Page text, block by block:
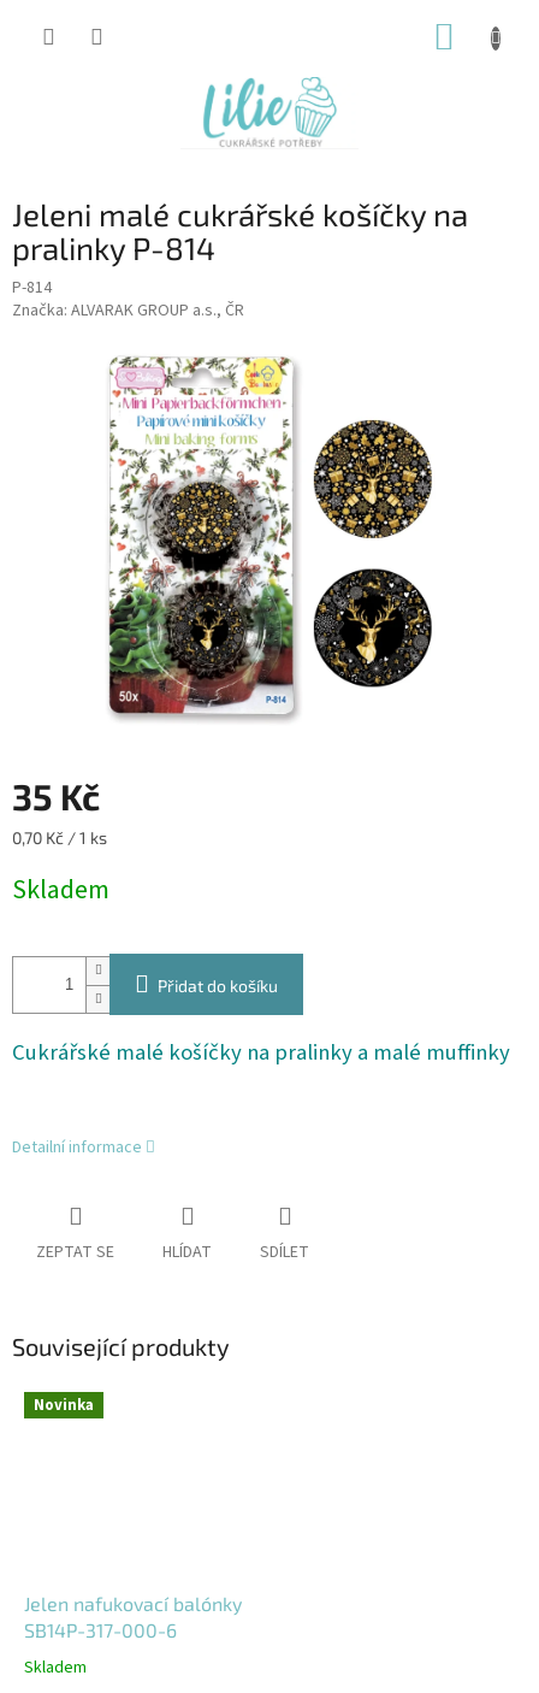
Jeleni malé cukrářské košíčky na
pralinky P-814
P-814
Značka: ALVARAK GROUP a.s., ČR
35 Kč
Měrná
0,70 Kč / 1 ks
Skladem
Přidat do košíku
Cukrářské malé košíčky na pralinky a malé muffinky
Detailní informace
ZEPTAT SE HLÍDAT SDÍLET
Související produkty
Novinka
Jelen nafukovací balónky
SB14P-317-000-6
Skladem